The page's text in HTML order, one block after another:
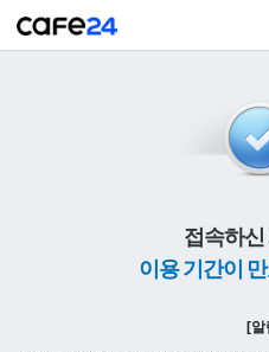
접속하
이용 기간이
[알